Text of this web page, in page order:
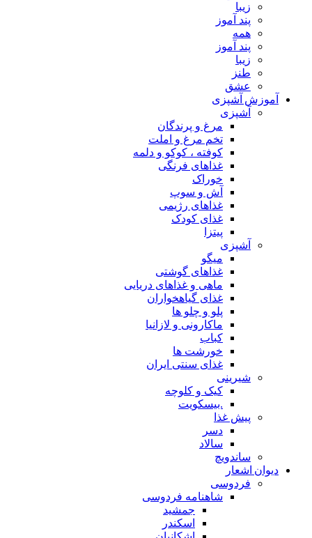
زیبا
پند آموز
همه
پند آموز
زیبا
طنز
عشق
آموزش آشپزی
آشپزی
مرغ و پرندگان
تخم مرغ و املت
کوفته ، کوکو و دلمه
غذاهای فرنگی
خوراک
آش و سوپ
غذاهای رژیمی
غذای کودک
پیتزا
آشپزی
میگو
غذاهای گوشتی
ماهی و غذاهای دریایی
غذای گیاهخواران
پلو و چلو ها
ماکارونی و لازانیا
کباب
خورشت ها
غذای سنتی ایران
شیرینی
کیک و کلوچه
.بیسکویت
پیش غذا
دسر
سالاد
ساندویچ
دیوان اشعار
فردوسی
شاهنامه فردوسی
جمشید
اسکندر